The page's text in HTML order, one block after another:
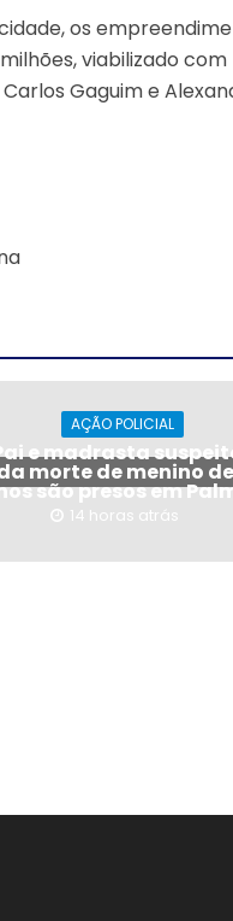
os
viabilizado com
Gaguim e
AÇÃO POLICIAL
e madrasta
morte de menino
são presos em
14 horas atrás